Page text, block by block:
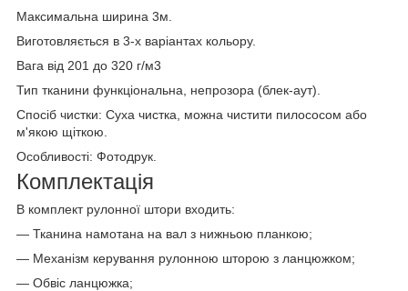
Максимальна ширина 3м.
Виготовляється в 3-х варіантах кольору.
Вага від 201 до 320 г/м3
Тип тканини функціональна, непрозора (блек-аут).
Спосіб чистки: Суха чистка, можна чистити пилососом або
м'якою щіткою.
Особливості: Фотодрук.
Комплектація
В комплект рулонної штори входить:
— Тканина намотана на вал з нижньою планкою;
— Механізм керування рулонною шторою з ланцюжком;
— Обвіс ланцюжка;